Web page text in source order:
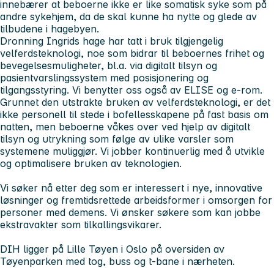
innebærer at beboerne ikke er like somatisk syke som på
andre sykehjem, da de skal kunne ha nytte og glede av
tilbudene i hagebyen.
Dronning Ingrids hage har tatt i bruk tilgjengelig
velferdsteknologi, noe som bidrar til beboernes frihet og
bevegelsesmuligheter, bl.a. via digitalt tilsyn og
pasientvarslingssystem med posisjonering og
tilgangsstyring. Vi benytter oss også av ELISE og e-rom.
Grunnet den utstrakte bruken av velferdsteknologi, er det
ikke personell til stede i bofellesskapene på fast basis om
natten, men beboerne våkes over ved hjelp av digitalt
tilsyn og utrykning som følge av ulike varsler som
systemene muliggjør. Vi jobber kontinuerlig med å utvikle
og optimalisere bruken av teknologien.
Vi søker nå etter deg som er interessert i nye, innovative
løsninger og fremtidsrettede arbeidsformer i omsorgen for
personer med demens. Vi ønsker søkere som kan jobbe
ekstravakter som tilkallingsvikarer.
DIH ligger på Lille Tøyen i Oslo på oversiden av
Tøyenparken med tog, buss og t-bane i nærheten.